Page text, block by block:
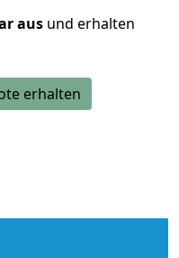
aus und erhalten
erhalten